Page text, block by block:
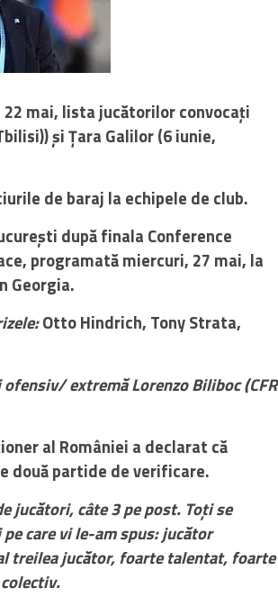
mai, lista jucătorilor convocați
și Țara Galilor (6 iunie,
de baraj la echipele de club.
după finala Conference
programată miercuri, 27 mai, la
Georgia.
Otto Hindrich, Tony Strata,
extremă Lorenzo Biliboc (CFR
al României a declarat că
două partide de verificare.
jucători, câte 3 pe post. Toți se
care vi le-am spus: jucător
treilea jucător, foarte talentat, foarte